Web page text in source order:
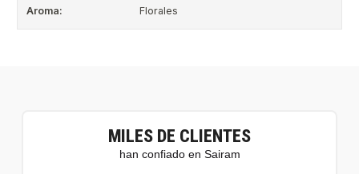
Aroma: Florales
MILES DE CLIENTES
han confiado en Sairam